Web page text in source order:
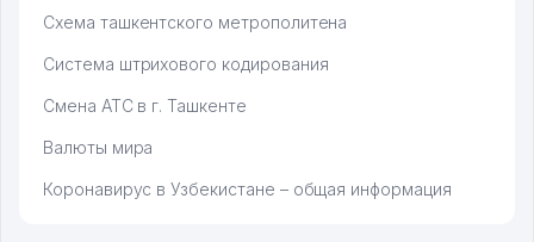
Схема ташкентского метрополитена
Система штрихового кодирования
Смена АТС в г. Ташкенте
Валюты мира
Коронавирус в Узбекистане – общая информация